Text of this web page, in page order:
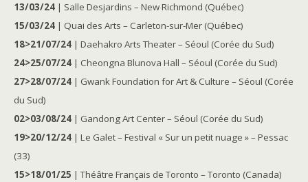
13/03/24 | Salle Desjardins – New Richmond (Québec)
15/03/24 | Quai des Arts – Carleton-sur-Mer (Québec)
18>21/07/24 | Daehakro Arts Theater – Séoul (Corée du Sud)
24>25/07/24 | Cheongna Blunova Hall – Séoul (Corée du Sud)
27>28/07/24 | Gwank Foundation for Art & Culture – Séoul (Corée
du Sud)
02>03/08/24 | Gandong Art Center – Séoul (Corée du Sud)
19>20/12/24 | Le Galet – Festival « Sur un petit nuage » – Pessac
(33)
15>18/01/25 | Théâtre Français de Toronto – Toronto (Canada)